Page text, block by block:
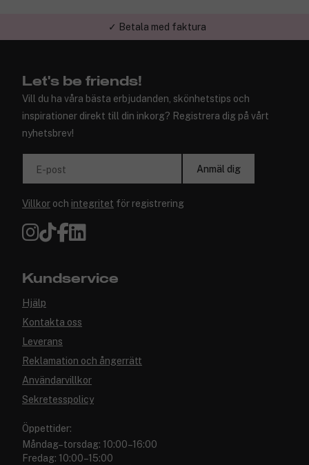
✓ Betala med faktura
Let's be friends!
Vill du ha våra bästa erbjudanden, skönhetstips och
inspirationer direkt till din inkorg? Registrera dig på vårt
nyhetsbrev!
E-post Anmäl dig
Villkor och integritet för registrering
Kundservice
Hjälp
Kontakta oss
Leverans
Reklamation och ångerrätt
Användarvillkor
Sekretesspolicy
Öppettider:
Måndag–torsdag: 10:00–16:00
Fredag: 10:00–15:00